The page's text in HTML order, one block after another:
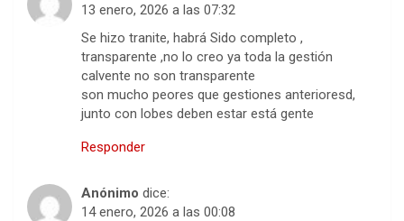
13 enero, 2026 a las 07:32
Se hizo tranite, habrá Sido completo ,
transparente ,no lo creo ya toda la gestión
calvente no son transparente
son mucho peores que gestiones anterioresd,
junto con lobes deben estar está gente
Responder
Anónimo dice:
14 enero, 2026 a las 00:08